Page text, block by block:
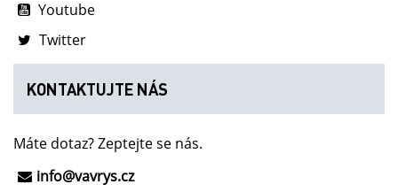
Youtube
Twitter
KONTAKTUJTE NÁS
Máte dotaz? Zeptejte se nás.
info@vavrys.cz